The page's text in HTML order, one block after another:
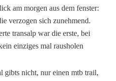
am morgen aus dem fenster:
verzogen sich zunehmend.
transalp war die erste, bei
einziges mal rausholen
gibts nicht, nur einen mtb trail,